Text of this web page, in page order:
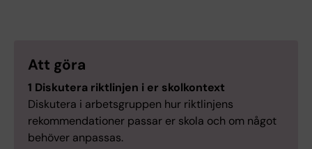
Att göra
1 Diskutera riktlinjen i er skolkontext
Diskutera i arbetsgruppen hur riktlinjens
rekommendationer passar er skola och om något
behöver anpassas.